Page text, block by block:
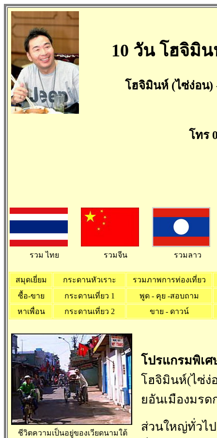
10 วัน โฮจิมิ
โฮจิมินห์ (ไซ่ง่อน)
โทร
รวม ไทย รวมจีน รวมลาว
สมุดเยี่ยม กระดานหัวเราะ
รวมภาพการท่องเที่ยว
ซื้อ-ขาย
กระดานเที่ยว 1
พูด - คุย -สอบถาม
หาเพื่อน
กระดานเที่ยว 2 ขาย - ดาวน์
ชีวิตความเป็นอยู่ของเวียดนามใต้
โปรแกรมพิเ
โฮจิมินห์(ไซ่ง่
ยอันเมืองมรด
ส่วนใหญ่ทั่วไ